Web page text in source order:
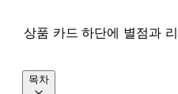
상품 카드 하단에 별점과
목차